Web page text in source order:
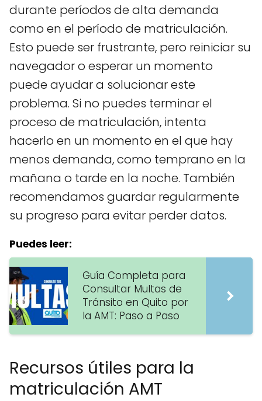
durante períodos de alta demanda
como en el período de matriculación.
Esto puede ser frustrante, pero reiniciar su
navegador o esperar un momento
puede ayudar a solucionar este
problema. Si no puedes terminar el
proceso de matriculación, intenta
hacerlo en un momento en el que hay
menos demanda, como temprano en la
mañana o tarde en la noche. También
recomendamos guardar regularmente
su progreso para evitar perder datos.
Puedes leer:
Guía Completa para
Consultar Multas de
Tránsito en Quito por
la AMT: Paso a Paso
Recursos útiles para la
matriculación AMT